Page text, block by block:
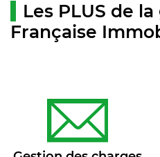
Les PLUS de
Française